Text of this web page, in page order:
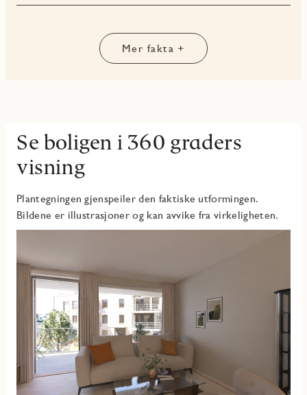
Mer fakta +
Se boligen i 360 graders
visning
Plantegningen gjenspeiler den faktiske utformingen.
Bildene er illustrasjoner og kan avvike fra virkeligheten.